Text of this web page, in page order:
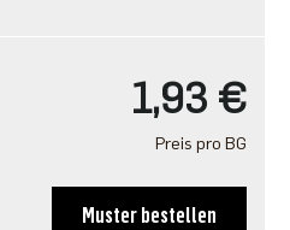
1,93 €
Preis pro BG
Muster bestellen